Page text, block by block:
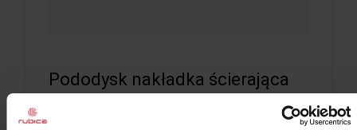
Pododysk nakładka ścierająca